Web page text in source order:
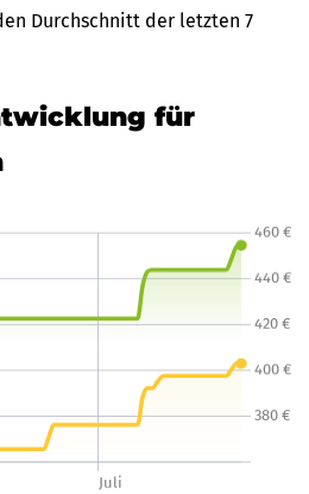
Durchschnitt der letzten 7
für